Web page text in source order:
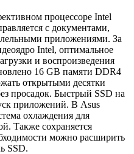
процессоре Intel
с документами,
приложениями. За
Intel, оптимальное
и воспроизведения
16 GB памяти DDR4
открытыми десятки
просадок. Быстрый SSD на
приложений. В Asus
охлаждения для
Также сохраняется
можно расширить
SSD.